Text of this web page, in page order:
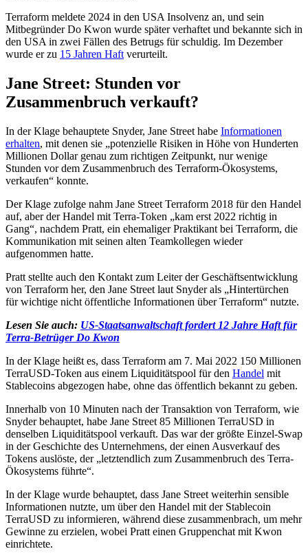
Terraform meldete 2024 in den USA Insolvenz an, und sein
Mitbegründer Do Kwon wurde später verhaftet und bekannte sich in
den USA in zwei Fällen des Betrugs für schuldig. Im Dezember
wurde er zu 15 Jahren Haft verurteilt.
Jane Street: Stunden vor
Zusammenbruch verkauft?
In der Klage behauptete Snyder, Jane Street habe Informationen
erhalten, mit denen sie „potenzielle Risiken in Höhe von Hunderten
Millionen Dollar genau zum richtigen Zeitpunkt, nur wenige
Stunden vor dem Zusammenbruch des Terraform-Ökosystems,
verkaufen“ konnte.
Der Klage zufolge nahm Jane Street Terraform 2018 für den Handel
auf, aber der Handel mit Terra-Token „kam erst 2022 richtig in
Gang“, nachdem Pratt, ein ehemaliger Praktikant bei Terraform, die
Kommunikation mit seinen alten Teamkollegen wieder
aufgenommen hatte.
Pratt stellte auch den Kontakt zum Leiter der Geschäftsentwicklung
von Terraform her, den Jane Street laut Snyder als „Hintertürchen
für wichtige nicht öffentliche Informationen über Terraform“ nutzte.
Lesen Sie auch: US-Staatsanwaltschaft fordert 12 Jahre Haft für
Terra-Betrüger Do Kwon
In der Klage heißt es, dass Terraform am 7. Mai 2022 150 Millionen
TerraUSD-Token aus einem Liquiditätspool für den Handel mit
Stablecoins abgezogen habe, ohne das öffentlich bekannt zu geben.
Innerhalb von 10 Minuten nach der Transaktion von Terraform, wie
Snyder behauptet, habe Jane Street 85 Millionen TerraUSD in
denselben Liquiditätspool verkauft. Das war der größte Einzel-Swap
in der Geschichte des Unternehmens, der einen Ausverkauf des
Tokens auslöste, der „letztendlich zum Zusammenbruch des Terra-
Ökosystems führte“.
In der Klage wurde behauptet, dass Jane Street weiterhin sensible
Informationen nutzte, um über den Handel mit der Stablecoin
TerraUSD zu informieren, während diese zusammenbrach, um mehr
Gewinne zu erzielen, wobei Pratt einen Gruppenchat mit Kwon
einrichtete.